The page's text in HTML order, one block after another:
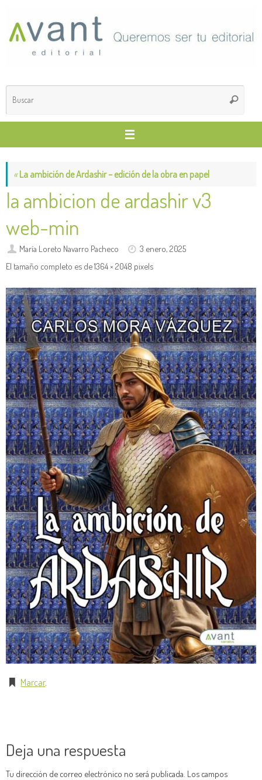
contenido
Buscar
«La ambición de Ardashir – edición de la obra en papel
la ambicion de ardashir v3
web-min
María Loreto Navarro Pacheco
3 enero, 2025
El tamaño completo es de1364 × 2048 pixels
Marcar.
Deja una respuesta
Tu dirección de correo electrónico no será publicada. Los campos